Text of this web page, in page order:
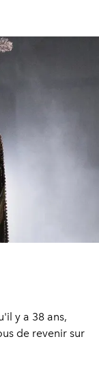
y a 38 ans,
de revenir sur